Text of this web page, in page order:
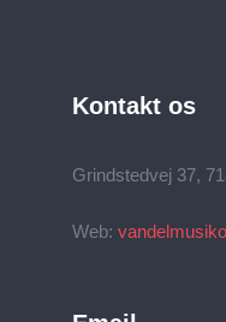
Kontakt os
Grindstedvej 37,
Web: